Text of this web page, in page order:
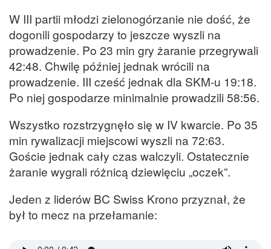
W III partii młodzi zielonogórzanie nie dość, że
dogonili gospodarzy to jeszcze wyszli na
prowadzenie. Po 23 min gry żaranie przegrywali
42:48. Chwilę później jednak wrócili na
prowadzenie. III cześć jednak dla SKM-u 19:18.
Po niej gospodarze minimalnie prowadzili 58:56.
Wszystko rozstrzygnęło się w IV kwarcie. Po 35
min rywalizacji miejscowi wyszli na 72:63.
Goście jednak cały czas walczyli. Ostatecznie
żaranie wygrali różnicą dziewięciu „oczek”.
Jeden z liderów BC Swiss Krono przyznał, że
był to mecz na przełamanie: